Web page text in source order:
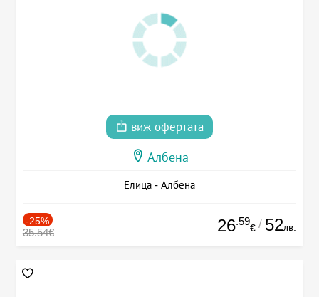
виж офертата
Албена
Елица - Албена
-25%
35.54€ 26.59
€ / 52лв.